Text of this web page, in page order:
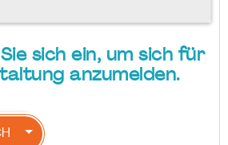
sich ein, um sich für
anzumelden.